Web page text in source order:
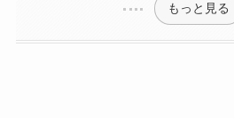
もっと見る